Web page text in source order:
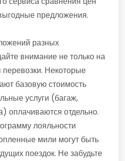
предложения.
разных
внимание не только на
перевозки. Некоторые
базовую стоимость
услуги (багаж,
оплачиваются отдельно.
лояльности
мили могут быть
поездок. Не забудьте